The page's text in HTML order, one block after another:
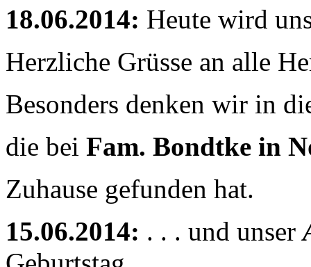
18.06.2014: Heute wird
Herzliche Grüsse an alle
Besonders denken wir in
die bei Fam. Bondtke in
Zuhause gefunden hat.
15.06.2014: . . . und unser